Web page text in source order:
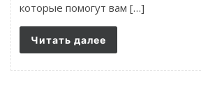
которые помогут вам […]
Читать далее